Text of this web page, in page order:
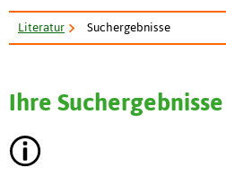
Literatur Suchergebnisse
Ihre Suchergebnisse